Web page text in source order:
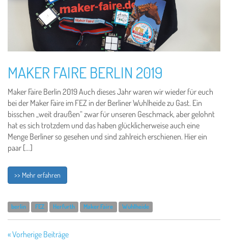
MAKER FAIRE BERLIN 2019
Maker Faire Berlin 2019 Auch dieses Jahr waren wir wieder für euch
bei der Maker Faire im FEZ in der Berliner Wuhlheide zu Gast. Ein
bisschen „weit draußen“ zwar für unseren Geschmack, aber gelohnt
hat es sich trotzdem und das haben glücklicherweise auch eine
Menge Berliner so gesehen und sind zahlreich erschienen. Hier ein
paar […]
>> Mehr erfahren
berlin FEZ Herfurth Maker Faire Wuhlheide
« Vorherige Beiträge